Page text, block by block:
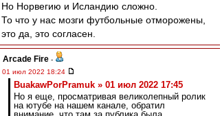
Но Норвегию и Исландию сложно.
То что у нас мозги футбольные отморожены,
это да, это согласен.
Arcade Fire -
01 июл 2022 18:24
BuakawPorPramuk » 01 июл 2022 17:45
Но я еще, просматривая великолепный ролик
на ютубе на нашем канале, обратил